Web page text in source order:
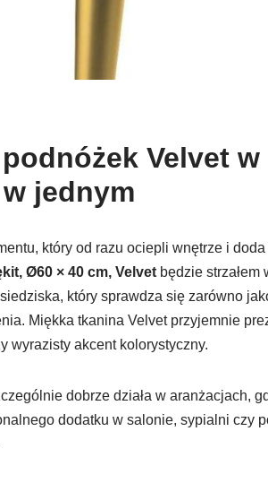
podnóżek Velvet
jednym
który od razu ociepli wnętrze i doda
Ø60 × 40 cm, Velvet będzie
który sprawdza się zarówno
Miękka tkanina Velvet przyjemnie
wyrazisty akcent kolorystyczny.
dobrze działa w aranżacjach,
dodatku w salonie, sypialni czy